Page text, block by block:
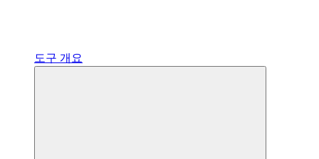
도구 개요